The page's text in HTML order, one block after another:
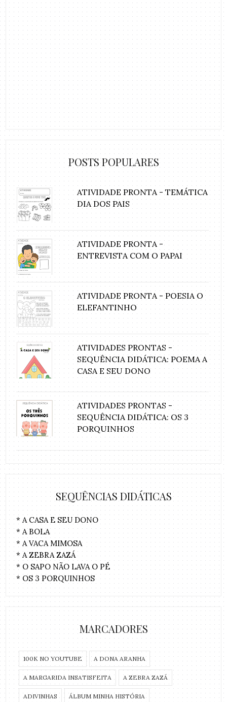
POSTS POPULARES
ATIVIDADE PRONTA - TEMÁTICA
DIA DOS PAIS
ATIVIDADE PRONTA -
ENTREVISTA COM O PAPAI
ATIVIDADE PRONTA - POESIA O
ELEFANTINHO
ATIVIDADES PRONTAS -
SEQUÊNCIA DIDÁTICA: POEMA A
CASA E SEU DONO
ATIVIDADES PRONTAS -
SEQUÊNCIA DIDÁTICA: OS 3
PORQUINHOS
SEQUÊNCIAS DIDÁTICAS
* A CASA E SEU DONO
* A BOLA
* A VACA MIMOSA
* A ZEBRA ZAZÁ
* O SAPO NÃO LAVA O PÉ
* OS 3 PORQUINHOS
MARCADORES
100K NO YOUTUBE A DONA ARANHA
A MARGARIDA INSATISFEITA A ZEBRA ZAZÁ
ADIVINHAS ÁLBUM MINHA HISTÓRIA